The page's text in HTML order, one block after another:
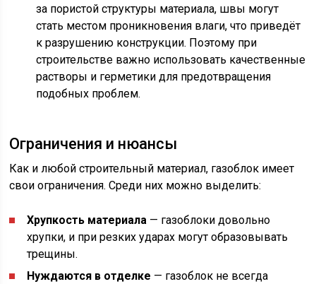
за пористой структуры материала, швы могут
стать местом проникновения влаги, что приведёт
к разрушению конструкции. Поэтому при
строительстве важно использовать качественные
растворы и герметики для предотвращения
подобных проблем.
Ограничения и нюансы
Как и любой строительный материал, газоблок имеет
свои ограничения. Среди них можно выделить:
Хрупкость материала — газоблоки довольно
хрупки, и при резких ударах могут образовывать
трещины.
Нуждаются в отделке — газоблок не всегда